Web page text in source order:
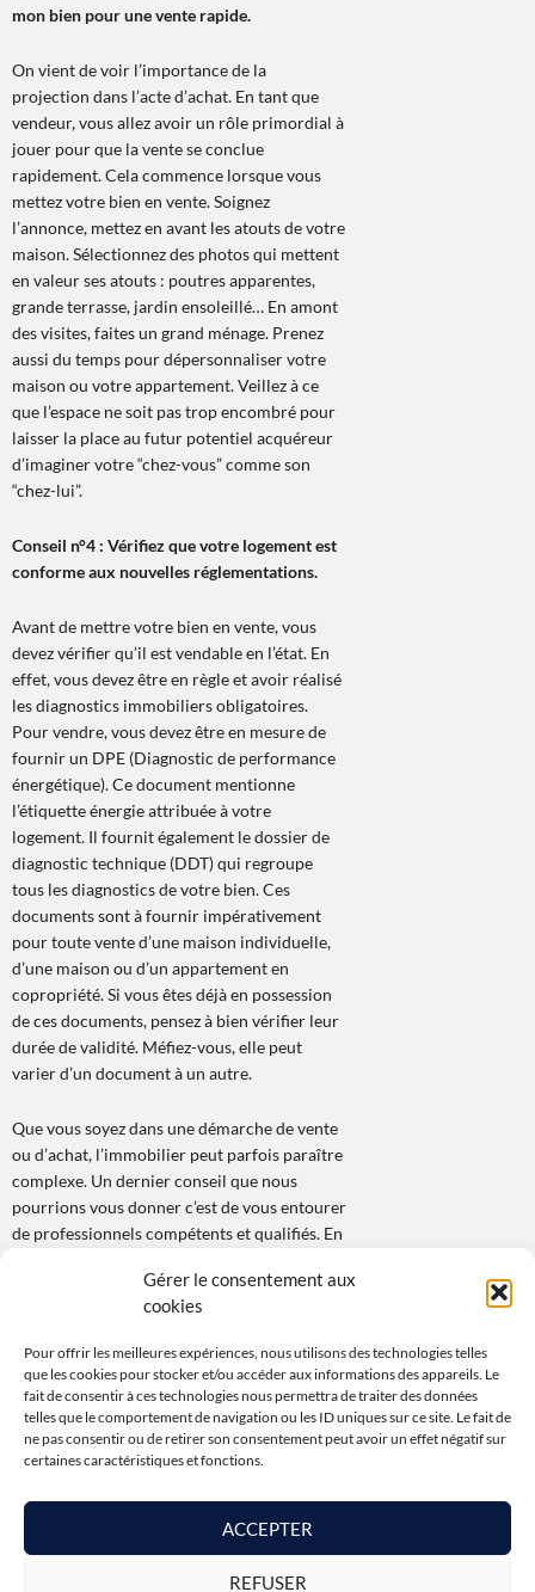
Gérer le consentement aux
cookies
Pour offrir les meilleures expériences, nous utilisons des technologies telles
que les cookies pour stocker et/ou accéder aux informations des appareils. Le
fait de consentir à ces technologies nous permettra de traiter des données
telles que le comportement de navigation ou les ID uniques sur ce site. Le fait de
ne pas consentir ou de retirer son consentement peut avoir un effet négatif sur
certaines caractéristiques et fonctions.
ACCEPTER
REFUSER
mon bien pour une vente rapide.
On vient de voir l’importance de la
projection dans l’acte d’achat. En tant que
vendeur, vous allez avoir un rôle primordial à
jouer pour que la vente se conclue
rapidement. Cela commence lorsque vous
mettez votre bien en vente. Soignez
l’annonce, mettez en avant les atouts de votre
maison. Sélectionnez des photos qui mettent
en valeur ses atouts : poutres apparentes,
grande terrasse, jardin ensoleillé… En amont
des visites, faites un grand ménage. Prenez
aussi du temps pour dépersonnaliser votre
maison ou votre appartement. Veillez à ce
que l’espace ne soit pas trop encombré pour
laisser la place au futur potentiel acquéreur
d’imaginer votre “chez-vous” comme son
“chez-lui”.
Conseil n°4 : Vérifiez que votre logement est
conforme aux nouvelles réglementations.
Avant de mettre votre bien en vente, vous
devez vérifier qu’il est vendable en l’état. En
effet, vous devez être en règle et avoir réalisé
les diagnostics immobiliers obligatoires.
Pour vendre, vous devez être en mesure de
fournir un DPE (Diagnostic de performance
énergétique). Ce document mentionne
l’étiquette énergie attribuée à votre
logement. Il fournit également le dossier de
diagnostic technique (DDT) qui regroupe
tous les diagnostics de votre bien. Ces
documents sont à fournir impérativement
pour toute vente d’une maison individuelle,
d’une maison ou d’un appartement en
copropriété. Si vous êtes déjà en possession
de ces documents, pensez à bien vérifier leur
durée de validité. Méfiez-vous, elle peut
varier d’un document à un autre.
Que vous soyez dans une démarche de vente
ou d’achat, l’immobilier peut parfois paraître
complexe. Un dernier conseil que nous
pourrions vous donner c’est de vous entourer
de professionnels compétents et qualifiés. En
Montpellier, vous faites le choix d’une équipe
à taille humaine, totalement dédiée à vos
consultez nos offres sur notre site internet.
Barème d’honoraires